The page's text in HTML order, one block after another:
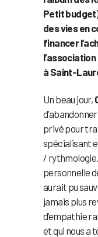
Petit
des vies en
financer
à Saint-
Un beau jour,
privé pour
spécialisant
/
personnelle
aurait pu
jamais plus
d’empathie
et qui nous a